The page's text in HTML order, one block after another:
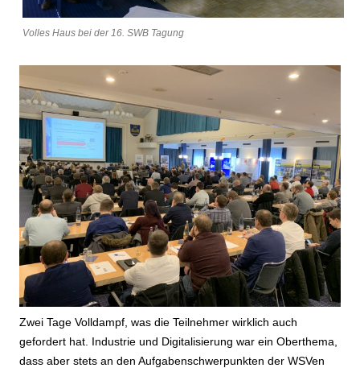
Volles Haus bei der 16. SWB Tagung
Zwei Tage Volldampf, was die Teilnehmer wirklich auch
gefordert hat. Industrie und Digitalisierung war ein Oberthema,
dass aber stets an den Aufgabenschwerpunkten der WSVen